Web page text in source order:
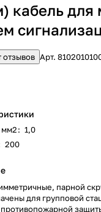
кабель для
отзывов Арт.
мм2: 1,0
200
парной
для групповой
противопожарной